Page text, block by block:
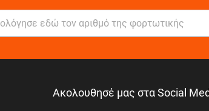
Ακολουθησέ μας στα Social